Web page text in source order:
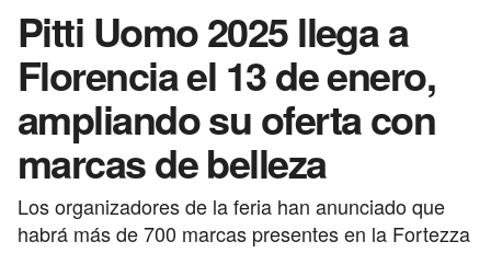
Pitti Uomo 2025 llega a
Florencia el 13 de enero,
ampliando su oferta con
marcas de belleza
Los organizadores de la feria han anunciado que
habrá más de 700 marcas presentes en la Fortezza